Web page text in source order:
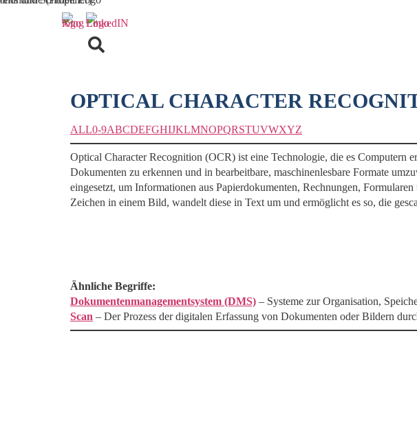
OPTICAL CHARACTER
ALL0-9ABCDEFGHIJKLMNOPQRSTUVWXYZ
Optical Character Recognition (OCR) ist eine Technologie, die es Computern
Dokumenten zu erkennen und in bearbeitbare, maschinenlesbare Formate
eingesetzt, um Informationen aus Papierdokumenten, Rechnungen,
Zeichen in einem Bild, wandelt diese in Text um und ermöglicht es so, die
Ähnliche Begriffe:
Dokumentenmanagementsystem (DMS) – Systeme zur Organisation,
Scan – Der Prozess der digitalen Erfassung von Dokumenten oder Bildern